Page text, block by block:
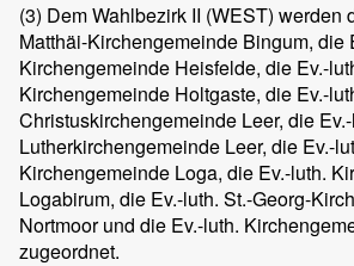
(3) Dem Wahlbezirk II (WEST) werden
Matthäi-Kirchengemeinde Bingum, die
Kirchengemeinde Heisfelde, die Ev.-
Kirchengemeinde Holtgaste, die Ev.-
Christuskirchengemeinde Leer, die
Lutherkirchengemeinde Leer, die Ev.-
Kirchengemeinde Loga, die Ev.-luth.
Logabirum, die Ev.-luth. St.-Georg-
Nortmoor und die Ev.-luth.
zugeordnet.